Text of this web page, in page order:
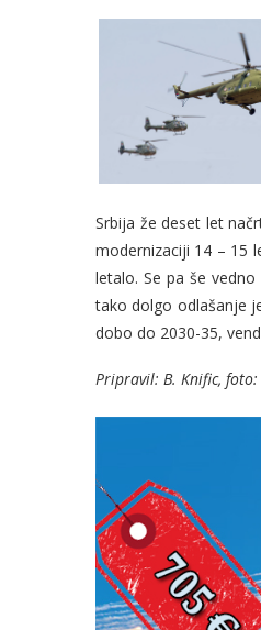
Srbija že deset let
modernizaciji 14 – 15
letalo. Se pa še
tako dolgo odlašanje
dobo do 2030-35,
Pripravil: B. Knific,